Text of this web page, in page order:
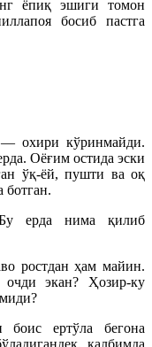
ёпиқ эшиги томон
босиб пастга
— охири кўринмайди.
Оёғим остида эски
ўқ-ёй, пушти ва оқ
ботган.
ерда нима қилиб
ростдан ҳам майин.
экан? Ҳозир-ку
боис ертўла бегона
қалбимда